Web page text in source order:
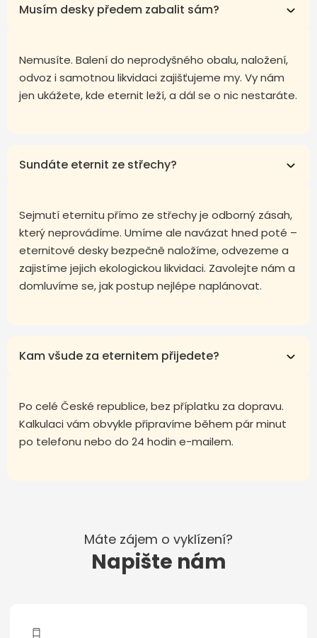
Musím desky předem zabalit sám?
Nemusíte. Balení do neprodyšného obalu, naložení,
odvoz i samotnou likvidaci zajišťujeme my. Vy nám
jen ukážete, kde eternit leží, a dál se o nic nestaráte.
Sundáte eternit ze střechy?
Sejmutí eternitu přímo ze střechy je odborný zásah,
který neprovádíme. Umíme ale navázat hned poté –
eternitové desky bezpečně naložíme, odvezeme a
zajistíme jejich ekologickou likvidaci. Zavolejte nám a
domluvíme se, jak postup nejlépe naplánovat.
Kam všude za eternitem přijedete?
Po celé České republice, bez příplatku za dopravu.
Kalkulaci vám obvykle připravíme během pár minut
po telefonu nebo do 24 hodin e-mailem.
Máte zájem o vyklízení?
Napište nám